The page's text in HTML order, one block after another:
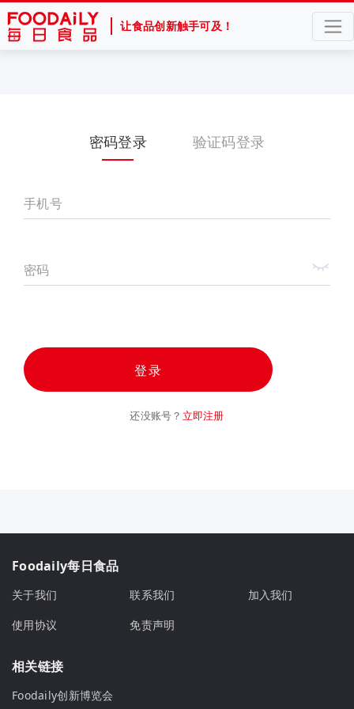
让食品创新触手可及！
密码登录 验证码登录
手机号
密码
登录
还没账号？ 立即注册
Foodaily每日食品
关于我们 联系我们
加入我们
使用协议
免责声明
相关链接
Foodaily创新博览会